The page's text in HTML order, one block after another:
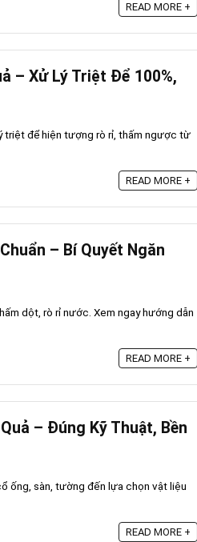
READ MORE +
– Xử Lý Triệt Để 100%,
triệt để hiện tượng rò rỉ, thấm ngược từ
READ MORE +
– Bí Quyết Ngăn
dột, rò rỉ nước. Xem ngay hướng dẫn
READ MORE +
– Đúng Kỹ Thuật, Bền
ống, sàn, tường đến lựa chọn vật liệu
READ MORE +